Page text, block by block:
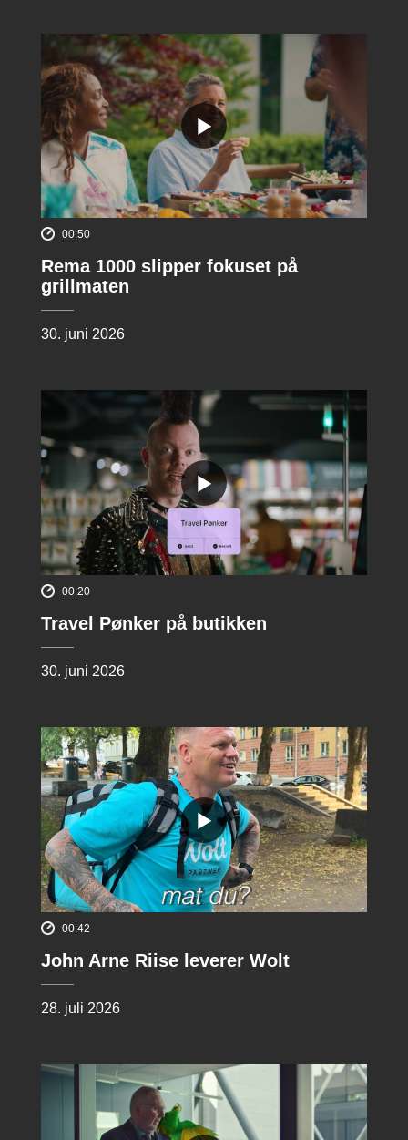
00:50
Rema 1000 slipper fokuset på
grillmaten
30. juni 2026
00:20
Travel Pønker på butikken
30. juni 2026
00:42
John Arne Riise leverer Wolt
28. juli 2026